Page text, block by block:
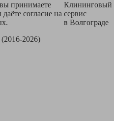
принимаете
согласие на
2026)
Клининговый
сервис
в Волгограде